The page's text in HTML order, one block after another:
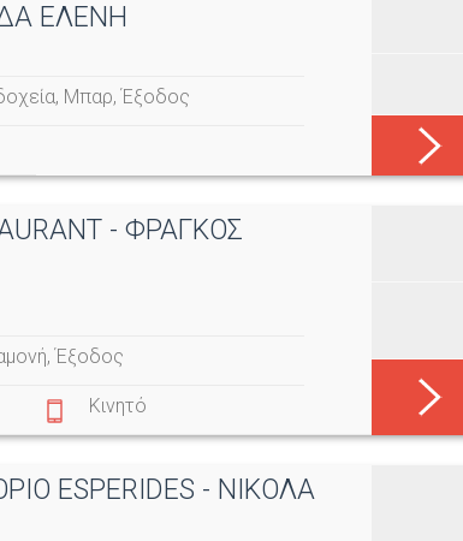
ΕΛΕΝΗ
, Μπαρ,Έξοδος
- ΦΡΑΓΚΟΣ
,Έξοδος
Κινητό
ESPERIDES - ΝΙΚΟΛΑ